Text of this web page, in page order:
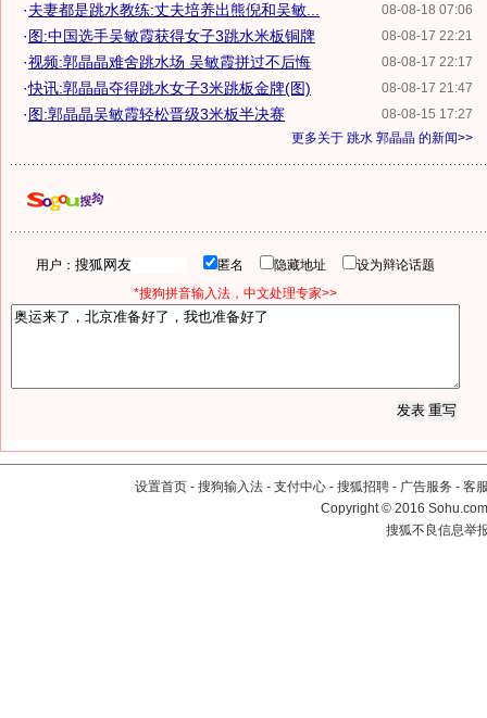
08-08-18 07:06
·夫妻都是跳水教练:丈夫培养出熊倪和吴敏...
08-08-17 22:21
·图:中国选手吴敏霞获得女子3跳水米板铜牌
08-08-17 22:17
·视频:郭晶晶难舍跳水场 吴敏霞拼过不后悔
08-08-17 21:47
·快讯:郭晶晶夺得跳水女子3米跳板金牌(图)
08-08-15 17:27
·图:郭晶晶吴敏霞轻松晋级3米板半决赛
更多关于 跳水 郭晶晶 的新闻>>
用户： 匿名 隐藏地址
设为辩论话题
*搜狗拼音输入法，中文处理专家>>
设置首页 - 搜狗输入法 - 支付中心 - 搜狐招聘 - 广告服务 - 客
Copyright©2016
搜狐不良信息举